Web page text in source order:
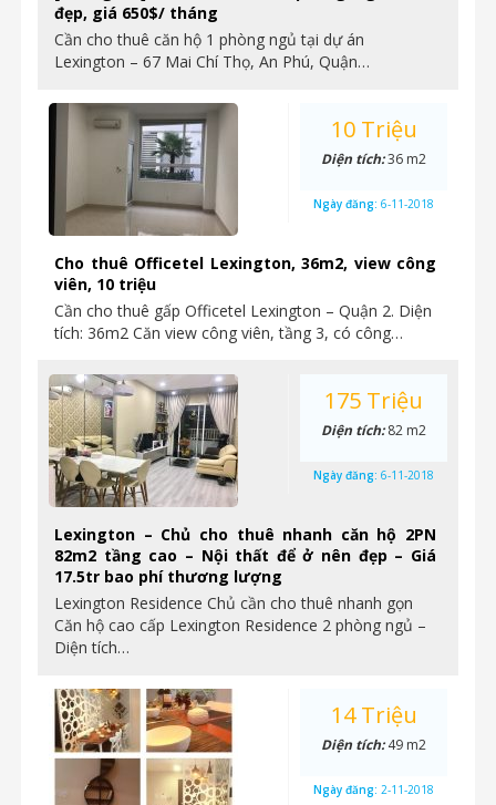
đẹp, giá 650$/ tháng
Cần cho thuê căn hộ 1 phòng ngủ tại dự án
Lexington – 67 Mai Chí Thọ, An Phú, Quận…
Cho thuê Officetel Lexington, 36m2, view công
viên, 10 triệu
Cần cho thuê gấp Officetel Lexington – Quận 2. Diện
tích: 36m2 Căn view công viên, tầng 3, có công…
10 Triệu
Diện tích:36 m2
Ngày đăng: 6-11-2018
Lexington – Chủ cho thuê nhanh căn hộ 2PN
82m2 tầng cao – Nội thất để ở nên đẹp – Giá
17.5tr bao phí thương lượng
Lexington Residence Chủ cần cho thuê nhanh gọn
Căn hộ cao cấp Lexington Residence 2 phòng ngủ –
Diện tích…
175 Triệu
Diện tích:82 m2
Ngày đăng: 6-11-2018
14 Triệu
Diện tích:49 m2
Ngày đăng: 2-11-2018